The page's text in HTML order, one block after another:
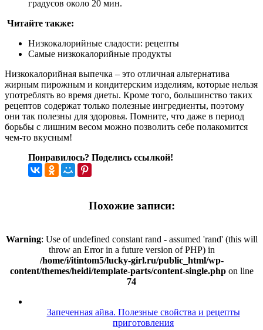
градусов около 20 мин.
Читайте также:
Низкокалорийные сладости: рецепты
Самые низкокалорийные продукты
Низкокалорийная выпечка – это отличная альтернатива
жирным пирожным и кондитерским изделиям, которые нельзя
употреблять во время диеты. Кроме того, большинство таких
рецептов содержат только полезные ингредиенты, поэтому
они так полезны для здоровья. Помните, что даже в период
борьбы с лишним весом можно позволить себе полакомится
чем-то вкусным!
Понравилось? Поделись ссылкой!
Похожие записи:
Warning: Use of undefined constant rand - assumed 'rand' (this will
throw an Error in a future version of PHP) in
/home/i/itintom5/lucky-girl.ru/public_html/wp-
content/themes/heidi/template-parts/content-single.phpon line
74
Запеченная айва. Полезные свойства и рецепты
приготовления